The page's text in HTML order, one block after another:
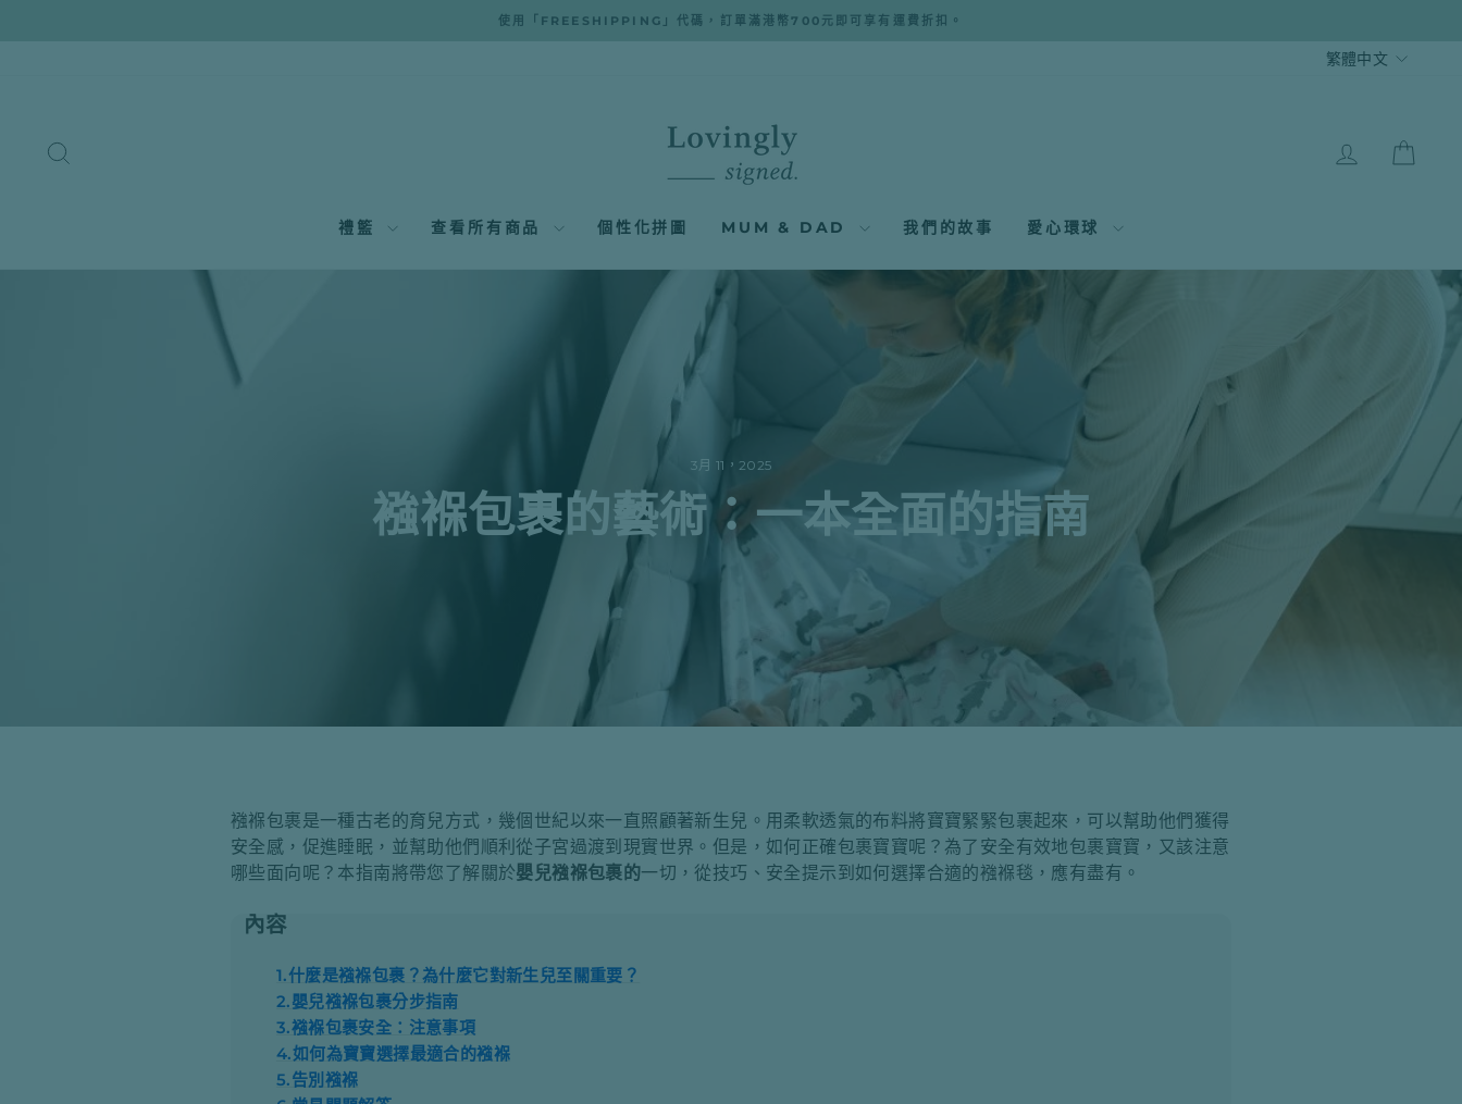
使用「FREESHIPPING」代碼，訂單滿港幣700元即可享有運費折扣。
語
繁體中文
登入
禮籃 查看所有商品 個性化拼圖 MUM & DAD 我們的故事 愛心環球
3月 11，2025
襁褓包裹的藝術：一本全面的指南
襁褓包裹是一種古老的育兒方式，幾個世紀以來一直照顧著新生兒。用柔軟透氣的布料將寶寶緊緊包裹起來，可以幫助他們獲得
安全感，促進睡眠，並幫助他們順利從子宮過渡到現實世界。但是，如何正確包裹寶寶呢？為了安全有效地包裹寶寶，又該注意
哪些面向呢？本指南將帶您了解關於嬰兒襁褓包裹的一切，從技巧、安全提示到如何選擇合適的襁褓毯，應有盡有。
內容
1.什麼是襁褓包裹？為什麼它對新生兒至關重要？
2.嬰兒襁褓包裹分步指南
3.襁褓包裹安全：注意事項
4.如何為寶寶選擇最適合的襁褓
5.告別襁褓